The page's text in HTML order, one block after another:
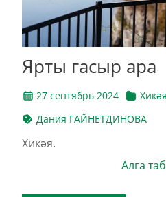
Ярты гасыр ара
27 сентябрь 2024
Дания ГАЙНЕТДИНОВА
Хикәя.
Алга